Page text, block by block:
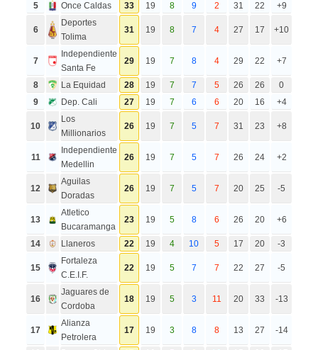
5 Once Caldas 33 19 8 9 2 31 22 +9
6
Deportes
Tolima
31 19 8 7 4 27 17 +10
7
Independiente
Santa Fe
29 19 7 8 4 29 22 +7
8 La Equidad 28 19 7 7 5 26 26
0
9
Dep. Cali 27 19 7 6 6 20 16 +4
10
Los
Millionarios
26 19 7 5 7 31 23 +8
11
Independiente
Medellin
26 19 7 5 7 26 24 +2
12
Aguilas
Doradas
26 19 7 5 7 20 25 -5
13
Atletico
Bucaramanga
23 19 5 8 6 26 20 +6
14 Llaneros 22 19 4 10 5 17 20 -3
15
Fortaleza
C.E.I.F.
22 19 5 7 7 22 27 -5
16
Jaguares de
Cordoba
18 19 5 3 11 20 33 -13
17
Alianza
Petrolera
17 19 3 8 8 13 27 -14